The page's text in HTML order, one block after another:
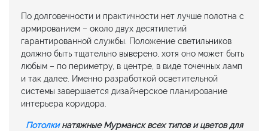
По долговечности и практичности нет лучше полотна с
армированием – около двух десятилетий
гарантированной службы. Положение светильников
должно быть тщательно выверено, хотя оно может быть
любым – по периметру, в центре, в виде точечных ламп
и так далее. Именно разработкой осветительной
системы завершается дизайнерское планирование
интерьера коридора.
Потолкинатяжные Мурманск всех типов и цветов для